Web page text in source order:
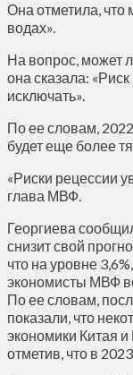
Она отметила, что
водах».
На вопрос, может
она сказала:
исключать».
По ее словам,
будет еще более
«Риски рецессии
глава МВФ.
Георгиева
снизит свой
что на уровне
экономисты МВФ
По ее словам,
показали, что
экономики Китая
отметив, что в